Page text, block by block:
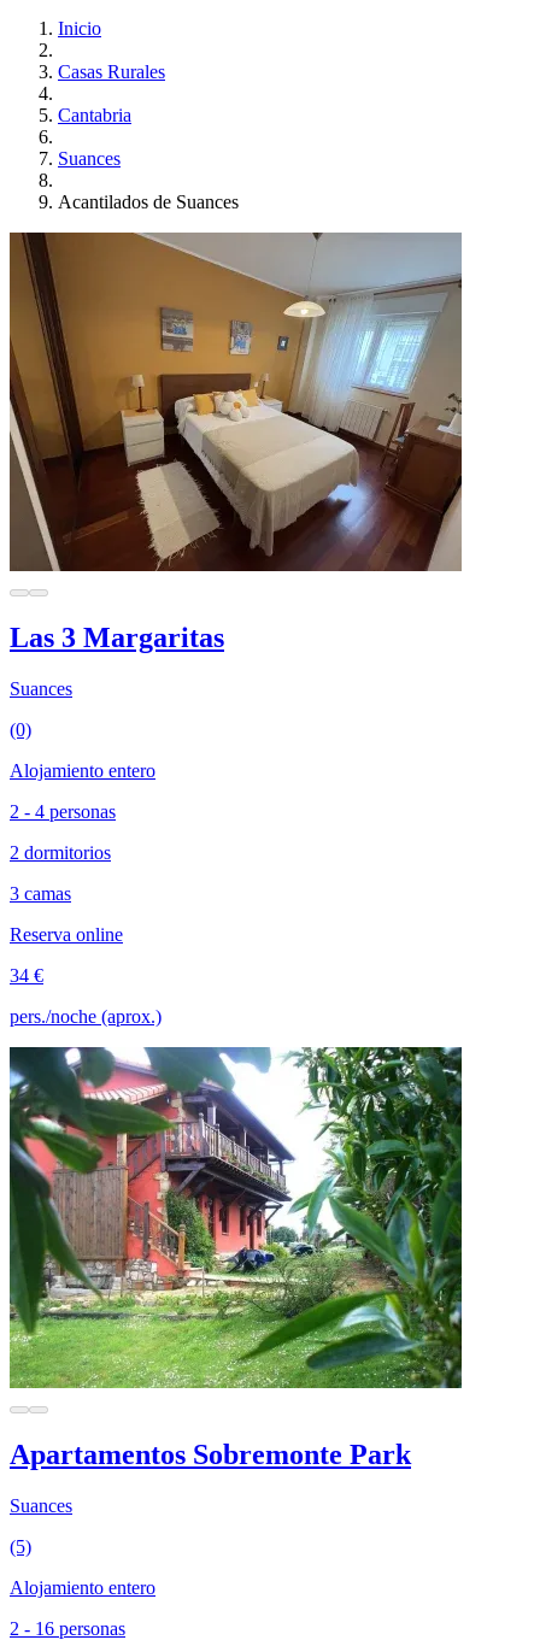
Inicio
Casas Rurales
Cantabria
Suances
Acantilados de Suances
Las 3 Margaritas
Suances
(0)
Alojamiento entero
2 - 4 personas
2 dormitorios
3 camas
Reserva online
34 €
pers./noche (aprox.)
Apartamentos Sobremonte Park
Suances
(5)
Alojamiento entero
2 - 16 personas